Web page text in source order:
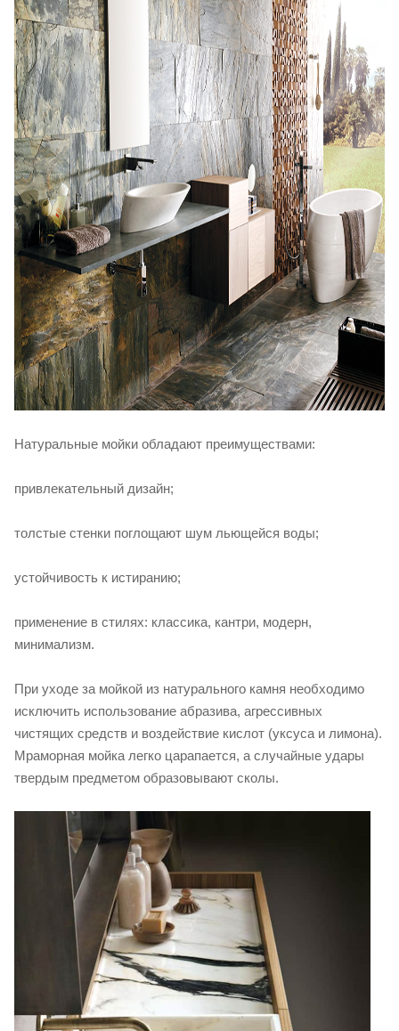
Натуральные мойки обладают преимуществами:
привлекательный дизайн;
толстые стенки поглощают шум льющейся воды;
устойчивость к истиранию;
применение в стилях: классика, кантри, модерн,
минимализм.
При уходе за мойкой из натурального камня необходимо
исключить использование абразива, агрессивных
чистящих средств и воздействие кислот (уксуса и лимона).
Мраморная мойка легко царапается, а случайные удары
твердым предметом образовывают сколы.